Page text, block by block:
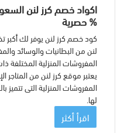
% حصرية
كود خصم كرز لنن يوفر لك
لنن من البطانيات والوسائد
المفروشات المنزلية المختلفة
يعتبر موقع كرز لنن من المتاجر
المفروشات المنزلية التى تتميز
لها.
اقرأ أكثر